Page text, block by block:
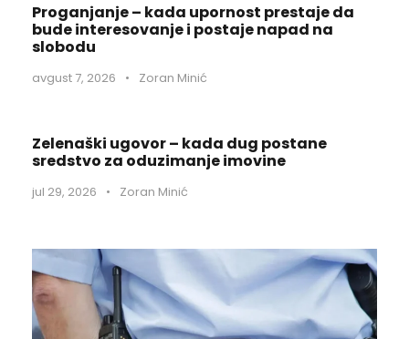
Proganjanje – kada upornost prestaje da
bude interesovanje i postaje napad na
slobodu
avgust 7, 2026 • Zoran Minić
Zelenaški ugovor – kada dug postane
sredstvo za oduzimanje imovine
jul 29, 2026 • Zoran Minić